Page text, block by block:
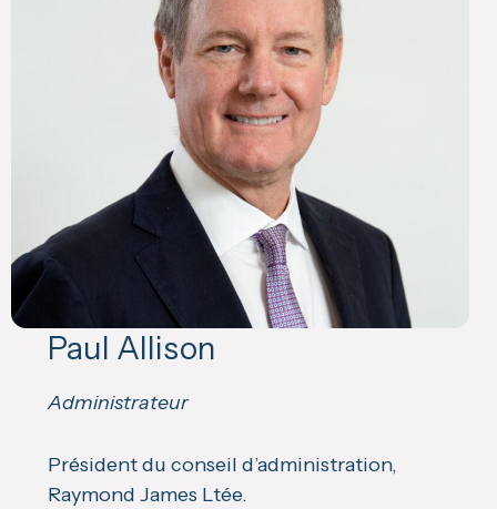
Paul Allison
Administrateur
Président du conseil d’administration,
Raymond James Ltée.